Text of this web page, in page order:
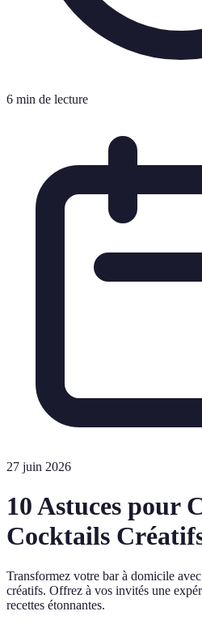
6 min de lecture
27 juin 2026
10 Astuces pour
Cocktails
Transformez votre bar à domicile
créatifs. Offrez à vos invités une
recettes étonnantes.